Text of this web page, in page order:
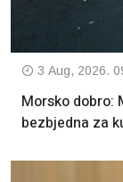
3 Aug, 2026.
Morsko dobro:
bezbjedna za